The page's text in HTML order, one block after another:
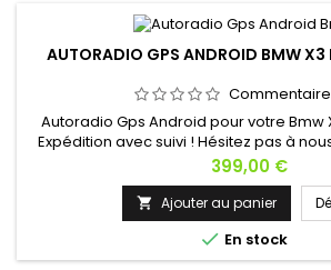
AUTORADIO GPS ANDROID BMW
Autoradio Gps Android pour votre Bmw
Expédition avec suivi ! Hésitez pas à
avez une question !
Prix
399,00 €
 Ajouter au panier
 En stock